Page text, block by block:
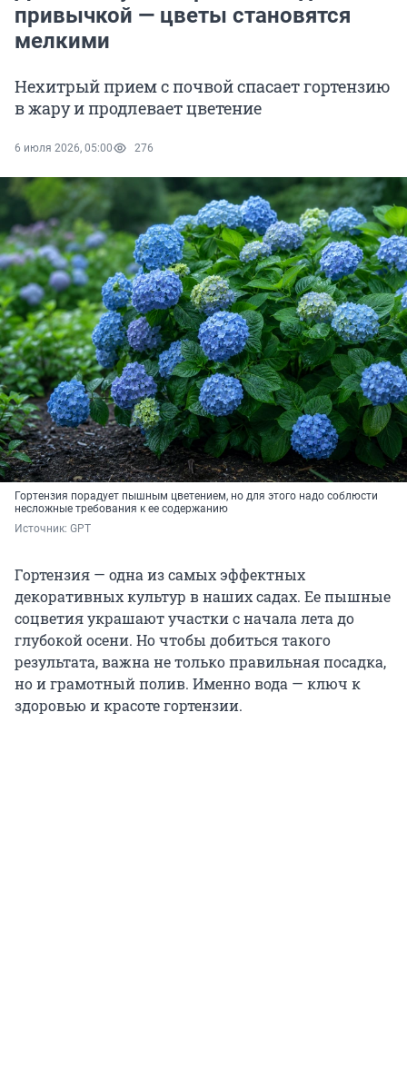
привычкой — цветы становятся
мелкими
Нехитрый прием с почвой спасает гортензию
в жару и продлевает цветение
6 июля 2026, 05:00 276
Гортензия порадует пышным цветением, но для этого надо соблюсти
несложные требования к ее содержанию
Источник: GPT
Гортензия — одна из самых эффектных
декоративных культур в наших садах. Ее пышные
соцветия украшают участки с начала лета до
глубокой осени. Но чтобы добиться такого
результата, важна не только правильная посадка,
но и грамотный полив. Именно вода — ключ к
здоровью и красоте гортензии.